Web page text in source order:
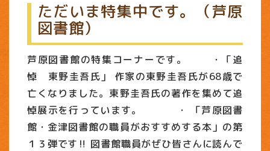
ただいま特集中です。（芦原
図書館）
芦原図書館の特集コーナーです。 ・「追
悼 東野圭吾氏」 作家の東野圭吾氏が68歳で
亡くなりました。東野圭吾氏の著作を集めて追
悼展示を行っています。 ・ 「芦原図書
館・金津図書館の職員がおすすめする本」の第
１３弾です‼ 図書館職員がぜひ皆さんに読んで